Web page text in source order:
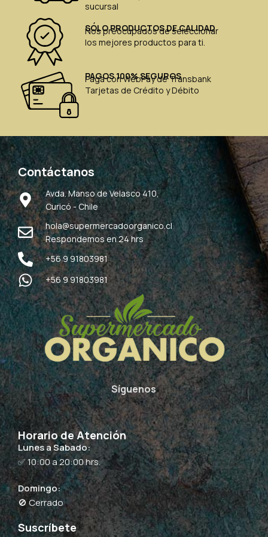
sucursal
SÓLO PRODUCTOS DE CALIDAD
Nos preocupados de seleccionar
los mejores productos para ti.
PAGOS 100% SEGUROS
Paga con WebPay de Transbank
Tarjetas de Crédito y Débito
Contáctanos
Avda. Manso de Velasco 410,
Curicó - Chile
hola@supermercadoorganico.cl
Respondemos en 24 hrs
+56 9 91803981
+56 9 91803981
Síguenos
Horario de Atención
Lunes a Sabado:
✅ 10:00 a 20:00 hrs.
Domingo:
🚫 Cerrado
Suscríbete